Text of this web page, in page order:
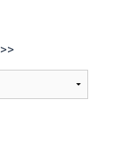
>>